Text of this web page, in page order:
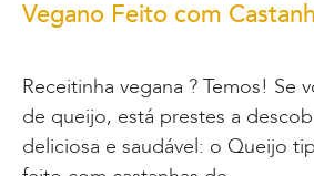
Vegano Feito com
Receitinha vegana ? Temos! Se
de queijo, está prestes a
deliciosa e saudável: o Queijo